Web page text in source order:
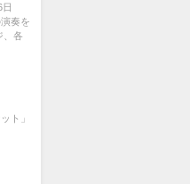
奏を
、各
ト」